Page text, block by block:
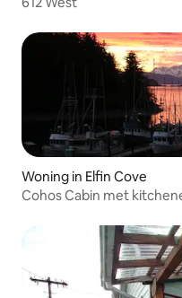
Woning in Elfin Cove
Cohos Cabin met